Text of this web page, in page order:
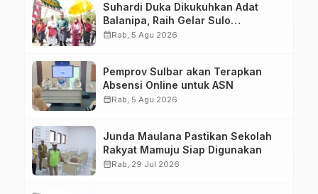
Suhardi Duka Dikukuhkan Adat
Balanipa, Raih Gelar Sulo
Tappidena
calendar_monthRab, 5 Agu 2026
Pemprov Sulbar akan Terapkan
Absensi Online untuk ASN
calendar_monthRab, 5 Agu 2026
Junda Maulana Pastikan Sekolah
Rakyat Mamuju Siap Digunakan
calendar_monthRab, 29 Jul 2026